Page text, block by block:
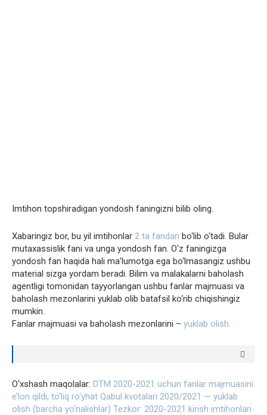
Imtihon topshiradigan yondosh faningizni bilib oling.
Xabaringiz bor, bu yil imtihonlar 2 ta fandan bo‘lib o‘tadi. Bular
mutaxassislik fani va unga yondosh fan. O‘z faningizga
yondosh fan haqida hali ma’lumotga ega bo‘lmasangiz ushbu
material sizga yordam beradi. Bilim va malakalarni baholash
agentligi tomonidan tayyorlangan ushbu fanlar majmuasi va
baholash mezonlarini yuklab olib batafsil ko‘rib chiqishingiz
mumkin.
Fanlar majmuasi va baholash mezonlarini – yuklab olish.
O‘xshash maqolalar: DTM 2020-2021 uchun fanlar majmuasini
e’lon qildi, to‘liq ro‘yhat Qabul kvotalari 2020/2021 — yuklab
olish (barcha yo‘nalishlar) Tezkor: 2020-2021 kirish imtihonlari